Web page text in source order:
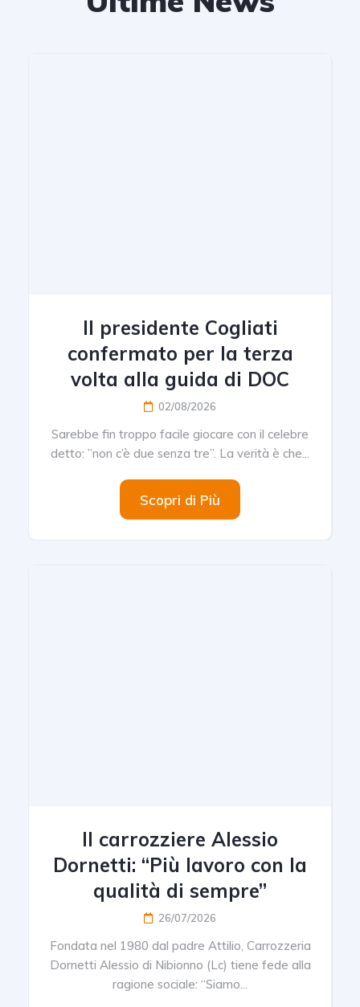
Il presidente Cogliati
confermato per la terza
volta alla guida di DOC
02/08/2026
Sarebbe fin troppo facile giocare con il celebre
detto: ”non c’è due senza tre”. La verità è che...
Scopri di Più
Il carrozziere Alessio
Dornetti: “Più lavoro con la
qualità di sempre”
26/07/2026
Fondata nel 1980 dal padre Attilio, Carrozzeria
Dornetti Alessio di Nibionno (Lc) tiene fede alla
ragione sociale: “Siamo...